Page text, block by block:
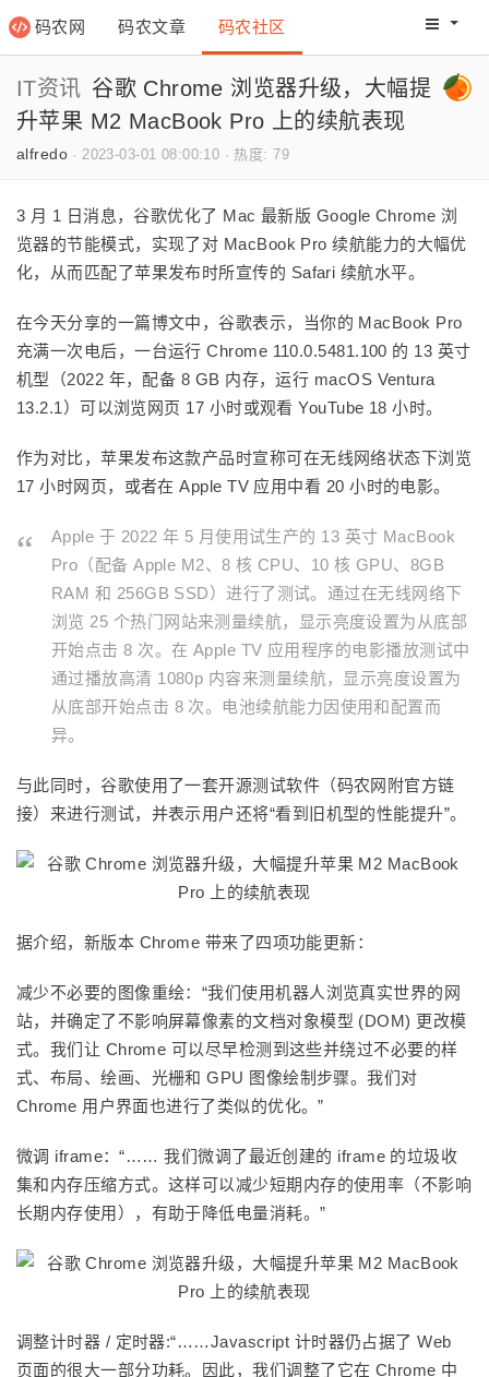
码农网 码农文章 码农社区 码农网
IT资讯 谷歌 Chrome 浏览器升级，大幅提
升苹果 M2 MacBook Pro 上的续航表现
alfredo ·2023-03-01 08:00:10 · 热度: 79
3 月 1 日消息，谷歌优化了 Mac 最新版 Google Chrome 浏
览器的节能模式，实现了对 MacBook Pro 续航能力的大幅优
化，从而匹配了苹果发布时所宣传的 Safari 续航水平。
在今天分享的一篇博文中，谷歌表示，当你的 MacBook Pro
充满一次电后，一台运行 Chrome 110.0.5481.100 的 13 英寸
机型（2022 年，配备 8 GB 内存，运行 macOS Ventura
13.2.1）可以浏览网页 17 小时或观看 YouTube 18 小时。
作为对比，苹果发布这款产品时宣称可在无线网络状态下浏览
17 小时网页，或者在 Apple TV 应用中看 20 小时的电影。
Apple 于 2022 年 5 月使用试生产的 13 英寸 MacBook
Pro（配备 Apple M2、8 核 CPU、10 核 GPU、8GB
RAM 和 256GB SSD）进行了测试。通过在无线网络下
浏览 25 个热门网站来测量续航，显示亮度设置为从底部
开始点击 8 次。在 Apple TV 应用程序的电影播放测试中
通过播放高清 1080p 内容来测量续航，显示亮度设置为
从底部开始点击 8 次。电池续航能力因使用和配置而
异。
与此同时，谷歌使用了一套开源测试软件（码农网附官方链
接）来进行测试，并表示用户还将“看到旧机型的性能提升”。
据介绍，新版本 Chrome 带来了四项功能更新：
减少不必要的图像重绘：“我们使用机器人浏览真实世界的网
站，并确定了不影响屏幕像素的文档对象模型 (DOM) 更改模
式。我们让 Chrome 可以尽早检测到这些并绕过不必要的样
式、布局、绘画、光栅和 GPU 图像绘制步骤。我们对
Chrome 用户界面也进行了类似的优化。”
微调 iframe：“…… 我们微调了最近创建的 iframe 的垃圾收
集和内存压缩方式。这样可以减少短期内存的使用率（不影响
长期内存使用），有助于降低电量消耗。”
调整计时器 / 定时器:“……Javascript 计时器仍占据了 Web
页面的很大一部分功耗。因此，我们调整了它在 Chrome 中